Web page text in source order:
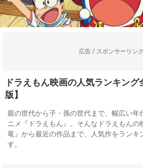
広告 / スポンサーリンク
ドラえもん映画の人気ランキン
版】
親の世代から子・孫の世代まで、幅広い年
ニメ『ドラえもん』。そんなドラえもんの
竜』から最近の作品まで、人気作をランキ
す。